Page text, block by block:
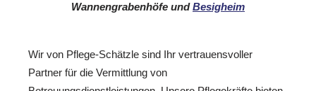
Wannengrabenhöfe undBesigheim
Wir von Pflege-Schätzle sind Ihr vertrauensvoller
Partner für die Vermittlung von